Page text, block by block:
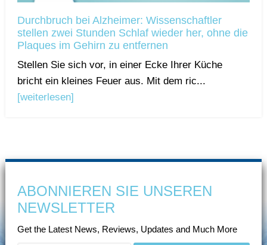
Durchbruch bei Alzheimer: Wissenschaftler
stellen zwei Stunden Schlaf wieder her, ohne die
Plaques im Gehirn zu entfernen
Stellen Sie sich vor, in einer Ecke Ihrer Küche
bricht ein kleines Feuer aus. Mit dem ric...
[weiterlesen]
ABONNIEREN SIE UNSEREN
NEWSLETTER
Get the Latest News, Reviews, Updates and Much More